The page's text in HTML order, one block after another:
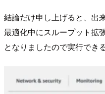
結論だけ申し上げると、出
最適化中にスループット拡
となりましたので実行でき